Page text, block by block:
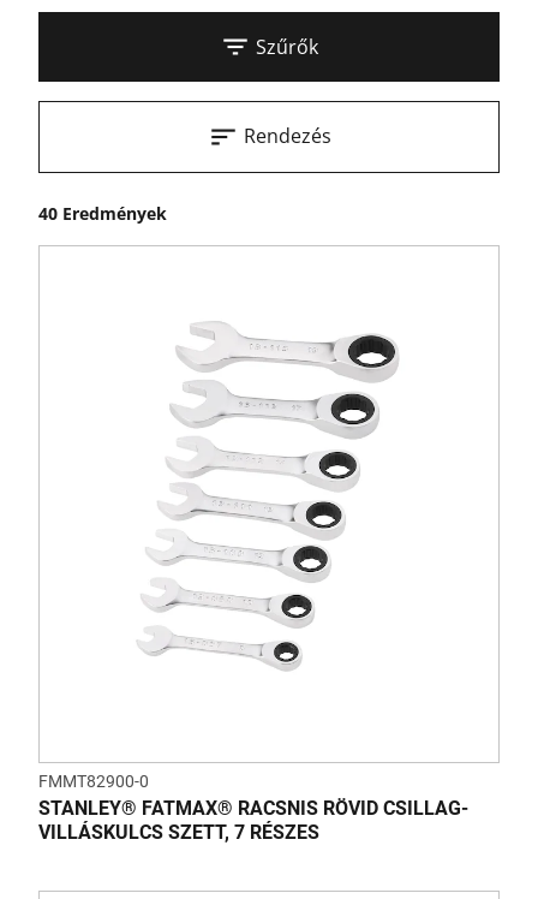
Szűrők
40 Eredmények
Rendezés
FMMT82900-0
STANLEY® FATMAX® RACSNIS RÖVID CSILLAG-
VILLÁSKULCS SZETT, 7 RÉSZES